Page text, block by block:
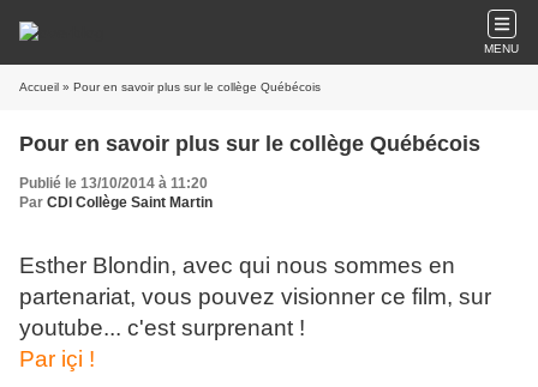
MENU
Accueil » Pour en savoir plus sur le collège Québécois
Pour en savoir plus sur le collège Québécois
Publié le 13/10/2014 à 11:20
Par CDI Collège Saint Martin
Esther Blondin, avec qui nous sommes en
partenariat, vous pouvez visionner ce film, sur
youtube... c'est surprenant !
Par içi !